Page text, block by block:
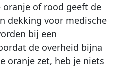
of rood geeft de
dekking voor medische
bij een
de overheid bijna
oranje zet, heb je niets